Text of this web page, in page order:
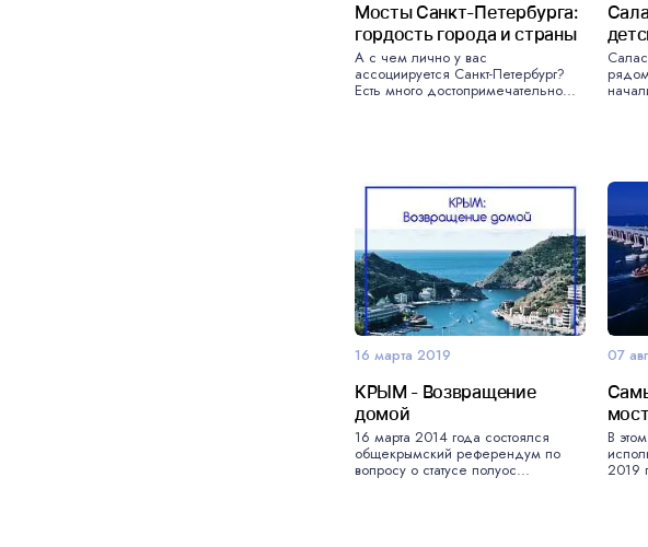
Мосты Санкт-Петербурга:
гордость города и страны
А с чем лично у вас
ассоциируется Санкт-Петербург?
Есть много достопримечательно...
16 марта 2019
КРЫМ - Возвращение
домой
16 марта 2014 года состоялся
общекрымский референдум по
вопросу о статусе полуос...
07
В
2019